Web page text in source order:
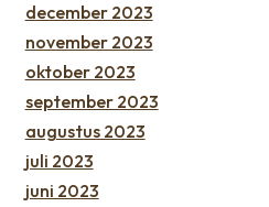
december 2023
november 2023
oktober 2023
september 2023
augustus 2023
juli 2023
juni 2023